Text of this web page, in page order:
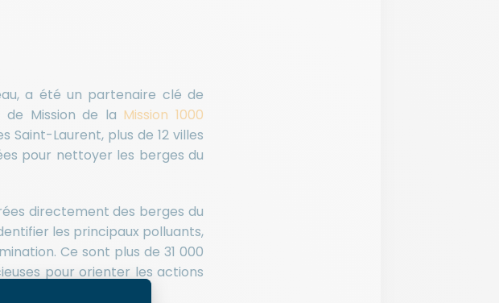
a été un partenaire clé de
de Mission de la Mission 1000
Saint-Laurent, plus de 12 villes
pour nettoyer les berges du
directement des berges du
les principaux polluants,
Ce sont plus de 31 000
pour orienter les actions